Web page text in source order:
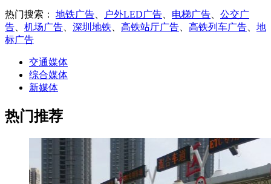
热门搜索： 地铁广告 户外LED广告 电梯广告
公交广
告
机场广告 深圳地铁 高铁站厅广告 高铁列车广告
地
标广告
交通媒体
综合媒体
新媒体
热门推荐